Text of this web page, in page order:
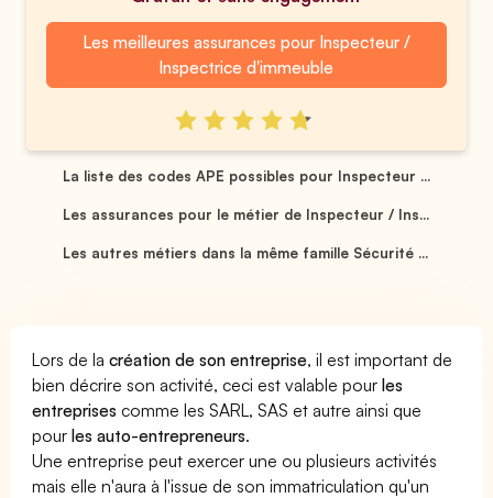
Les meilleures assurances pour Inspecteur /
Inspectrice d'immeuble
La liste des codes APE possibles pour Inspecteur ...
Les assurances pour le métier de Inspecteur / Ins...
Les autres métiers dans la même famille Sécurité ...
Lors de lacréation de son entreprise, il est important de
bien décrire son activité, ceci est valable pourles
entreprises comme les SARL, SAS et autre ainsi que
pourles auto-entrepreneurs.
Une entreprise peut exercer une ou plusieurs activités
mais elle n'aura à l'issue de son immatriculation qu'un